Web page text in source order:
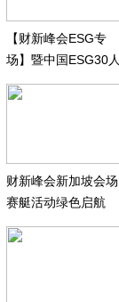
【财新峰会ESG专
场】暨中国ESG30人
论坛2022年会
财新峰会新加坡会场
赛艇活动绿色启航